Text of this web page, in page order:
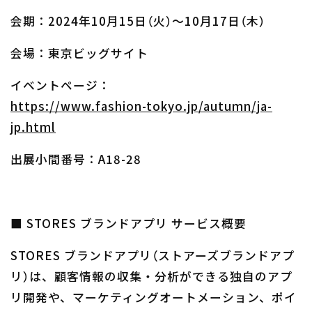
会期：2024年10月15日（火）〜10月17日（木）
会場：東京ビッグサイト
イベントページ：
https://www.fashion-tokyo.jp/autumn/ja-
jp.html
出展小間番号：A18-28
■ STORES ブランドアプリ サービス概要
STORES ブランドアプリ（ストアーズブランドアプ
リ）は、顧客情報の収集・分析ができる独自のアプ
リ開発や、マーケティングオートメーション、ポイ